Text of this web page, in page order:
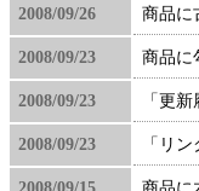
2008/09/26 商品に
2008/09/23 商品に
2008/09/23 「更
2008/09/23 「リ